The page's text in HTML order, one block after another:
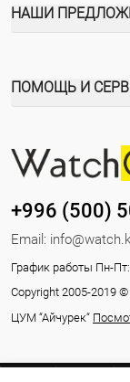
НАШИ
ПОМОЩЬ И
+996 (500)
Email:
График работы Пн-
Copyright 2005-2019
ЦУМ “Айчурек“